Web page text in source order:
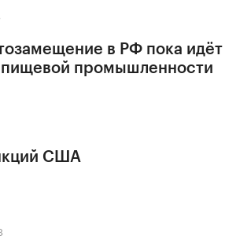
в РФ пока идёт
промышленности
США